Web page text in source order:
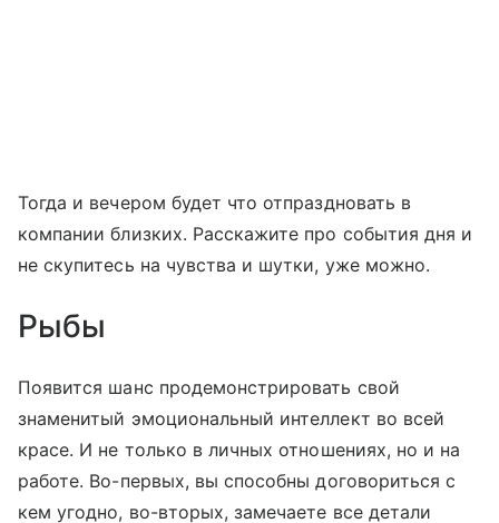
Тогда и вечером будет что отпраздновать в
компании близких. Расскажите про события дня и
не скупитесь на чувства и шутки, уже можно.
Рыбы
Появится шанс продемонстрировать свой
знаменитый эмоциональный интеллект во всей
красе. И не только в личных отношениях, но и на
работе. Во-первых, вы способны договориться с
кем угодно, во-вторых, замечаете все детали